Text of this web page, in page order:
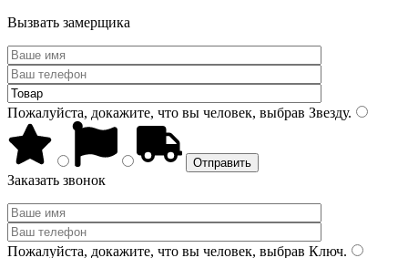
Вызвать замерщика
Пожалуйста, докажите, что вы человек, выбрав Звезду.
Заказать звонок
Пожалуйста, докажите, что вы человек, выбрав Ключ.